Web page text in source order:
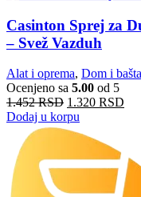
Casinton Sprej za
– Svež Vazduh
Alat i oprema, Dom i bašta
Ocenjeno sa 5.00 od 5
1.452RSD 1.320 RSD
Dodaj u korpu